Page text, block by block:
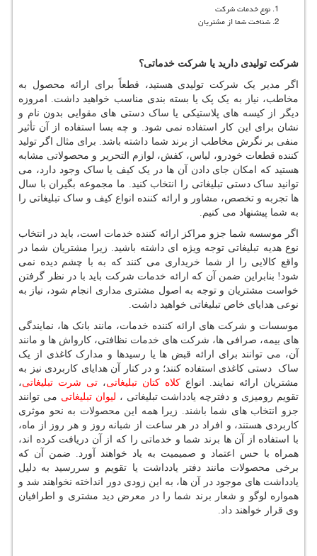
نوع خدمات شرکت
شناخت شما از مشتریان
شرکت تولیدی دارید یا شرکت خدماتی؟
اگر مدیر یک شرکت تولیدی هستید، قطعاً برای ارائه محصول به
مخاطب، نیاز به یک پک یا بسته بندی مناسب خواهید داشت. امروزه
دیگر از کیسه های پلاستیکی یا ساک دستی های مقوایی بدون نام و
نشان برای این کار استفاده نمی شود. و چه بسا استفاده از آن تأثیر
منفی بر نگرش مخاطب از برند شما داشته باشد. برای مثال اگر تولید
کننده قطعات خودرو، لباس، کفش، لوازم التحریر و محصولاتی مشابه
هستید که امکان جای دادن آن ها در یک کیف یا ساک وجود دارد، می
توانید ساک دستی تبلیغاتی را انتخاب کنید. ما مجموعه بگیران با سال
ها تجربه و تخصص، مشاور و ارائه کننده انواع کیف و ساک تبلیغاتی را
به شما پیشنهاد می کنیم.
اگر موسسه شما جزو مراکز ارائه کننده خدمات است، باید در انتخاب
نوع هدیه تبلیغاتی توجه ویژه ای داشته باشید. زیرا مشتریان شما در
واقع کالایی را از شما خریداری می کنند که به با چشم دیده نمی
شود! بنابراین ضمن آن که ارائه خدمات شرکت باید با در نظر گرفتن
خواست مشتریان و توجه به اصول مشتری مداری انجام شود، نیاز به
نوعی هدایای خاص تبلیغاتی خواهید داشت.
موسسات و شرکت های ارائه کننده خدمات، مانند بانک ها، نمایندگی
های بیمه، صرافی ها، شرکت های خدمات نظافتی، کارواش ها و مانند
آن، می توانند برای ارائه قبض ها یا رسیدها و مدارک کاغذی از یک
ساک دستی کاغذی استفاده کنند؛ و در کنار آن هدایای کاربردی نیز به
مشتریان ارائه نمایند. انواع کلاه کتان تبلیغاتی، تی شرت تبلیغاتی،
تقویم رومیزی و دفترچه یادداشت تبلیغاتی ، لیوان تبلیغاتی می توانند
جزو انتخاب های شما باشند. زیرا همه این محصولات به نحو موثری
کاربردی هستند، و افراد در هر ساعت از شبانه روز و هر روز از ماه،
با استفاده از آن ها برند شما و خدماتی را که از آن دریافت کرده اند،
همراه با حس اعتماد و صمیمیت به یاد خواهند آورد. ضمن آن که
برخی محصولات مانند دفتر یادداشت یا تقویم و سررسید به دلیل
یادداشت های موجود در آن ها، به این زودی دور انداخته نخواهند شد و
همواره لوگو و شعار برند شما را در معرض دید مشتری و اطرافیان
وی قرار خواهند داد.